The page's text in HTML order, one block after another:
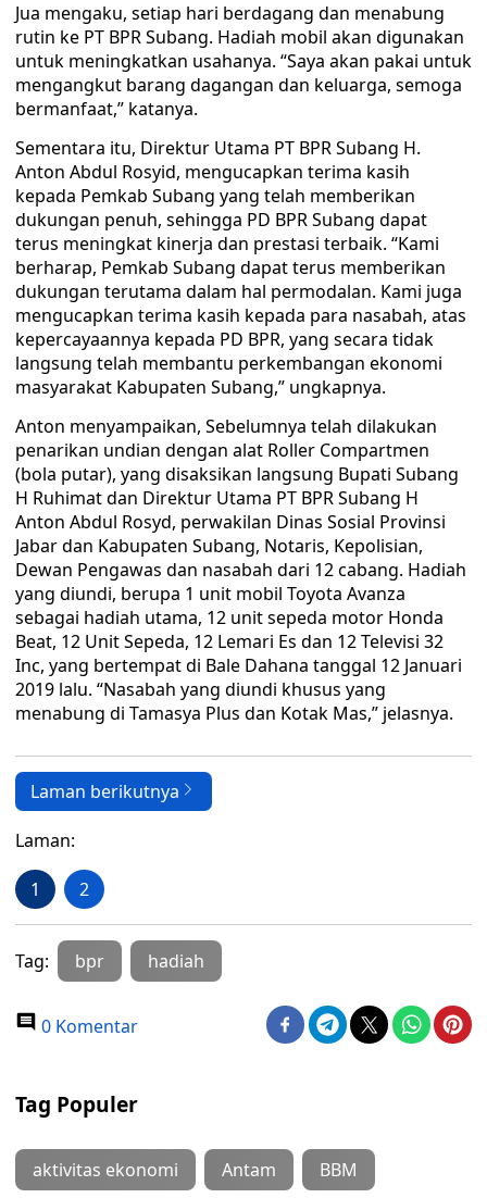
Jua mengaku, setiap hari berdagang dan menabung
rutin ke PT BPR Subang. Hadiah mobil akan digunakan
untuk meningkatkan usahanya. “Saya akan pakai untuk
mengangkut barang dagangan dan keluarga, semoga
bermanfaat,” katanya.
Sementara itu, Direktur Utama PT BPR Subang H.
Anton Abdul Rosyid, mengucapkan terima kasih
kepada Pemkab Subang yang telah memberikan
dukungan penuh, sehingga PD BPR Subang dapat
terus meningkat kinerja dan prestasi terbaik. “Kami
berharap, Pemkab Subang dapat terus memberikan
dukungan terutama dalam hal permodalan. Kami juga
mengucapkan terima kasih kepada para nasabah, atas
kepercayaannya kepada PD BPR, yang secara tidak
langsung telah membantu perkembangan ekonomi
masyarakat Kabupaten Subang,” ungkapnya.
Anton menyampaikan, Sebelumnya telah dilakukan
penarikan undian dengan alat Roller Compartmen
(bola putar), yang disaksikan langsung Bupati Subang
H Ruhimat dan Direktur Utama PT BPR Subang H
Anton Abdul Rosyd, perwakilan Dinas Sosial Provinsi
Jabar dan Kabupaten Subang, Notaris, Kepolisian,
Dewan Pengawas dan nasabah dari 12 cabang. Hadiah
yang diundi, berupa 1 unit mobil Toyota Avanza
sebagai hadiah utama, 12 unit sepeda motor Honda
Beat, 12 Unit Sepeda, 12 Lemari Es dan 12 Televisi 32
Inc, yang bertempat di Bale Dahana tanggal 12 Januari
2019 lalu. “Nasabah yang diundi khusus yang
menabung di Tamasya Plus dan Kotak Mas,” jelasnya.
Laman berikutnya
Laman:
1 2
Tag: bpr hadiah
0 Komentar
Tag Populer
aktivitas ekonomi Antam BBM